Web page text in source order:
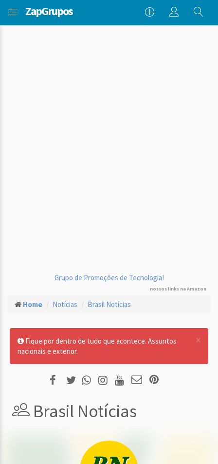
ZapGrupos
Grupo de Promoções de Tecnologia!
nossos links na Amazon
Home Notícias Brasil Notícias
×
Fique por dentro de tudo que acontece. Assuntos
nacionais e exterior.
Brasil Notícias